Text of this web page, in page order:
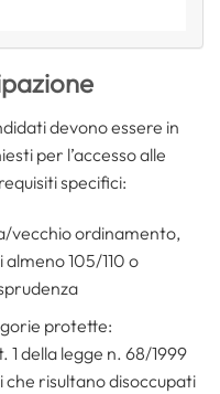
devono essere in
per l’accesso alle
specifici:
vecchio ordinamento,
105/110 o
protette:
1 della legge n. 68/1999
che risultano disoccupati